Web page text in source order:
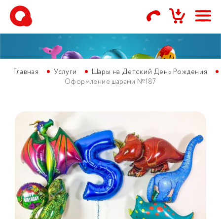
Главная Услуги
Шары на Детский День Рождения
Оформление шарами №187